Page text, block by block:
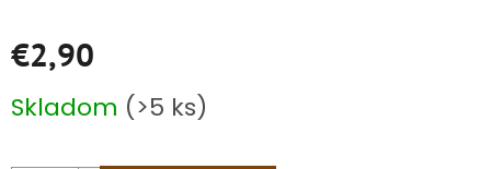
€2,90
cena:
Skladom (>5 ks)